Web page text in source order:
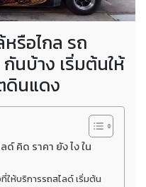
รือไกล รถ
นบ้าง เริ่มต้นให้
ดินแดง
คิด ราคา ยัง ไง ใน
ให้บริการรถสไลด์ เริ่มต้น